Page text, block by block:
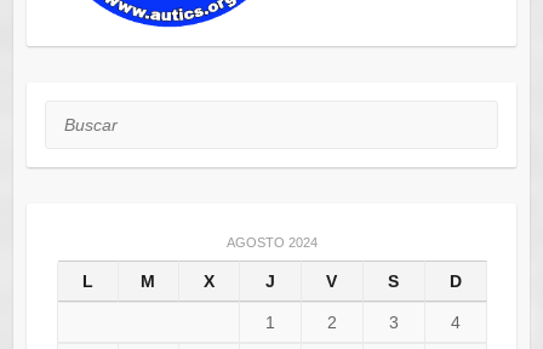
Buscar
AGOSTO 2024
L M X J V S D
1 2 3 4